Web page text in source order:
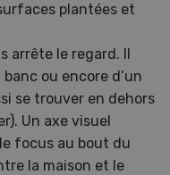
plantées et
arrête le regard. Il
ou encore d’un
se trouver en dehors
Un axe visuel
focus au bout du
la maison et le